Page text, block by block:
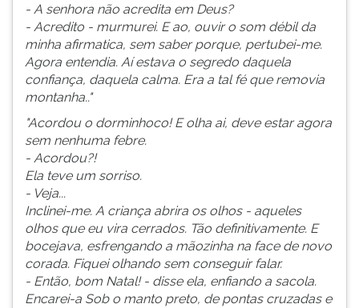
- A senhora não acredita em Deus?
- Acredito - murmurei. E ao, ouvir o som débil da
minha afirmatica, sem saber porque, pertubei-me.
Agora entendia. Aí estava o segredo daquela
confiança, daquela calma. Era a tal fé que removia
montanha.."
"Acordou o dorminhoco! E olha ai, deve estar agora
sem nenhuma febre.
- Acordou?!
Ela teve um sorriso.
- Veja...
Inclinei-me. A criança abrira os olhos - aqueles
olhos que eu vira cerrados. Tão definitivamente. E
bocejava, esfrengando a mãozinha na face de novo
corada. Fiquei olhando sem conseguir falar.
- Então, bom Natal! - disse ela, enfiando a sacola.
Encarei-a Sob o manto preto, de pontas cruzadas e